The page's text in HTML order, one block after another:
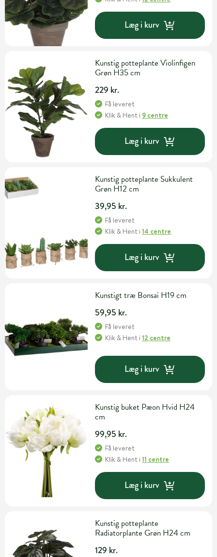
Læg i kurv
Kunstig potteplante Violinfigen
Grøn H35 cm
229 kr.
Få leveret
Klik & Hent i 9 centre
Læg i kurv
Kunstig potteplante Sukkulent
Grøn H12 cm
39,95 kr.
Få leveret
Klik & Hent i14 centre
Læg i kurv
Kunstigt træ Bonsai H19 cm
59,95 kr.
Få leveret
Klik & Hent i12 centre
Læg i kurv
Kunstig buket Pæon Hvid H24
cm
99,95 kr.
Få leveret
Klik & Hent i11 centre
Læg i kurv
Kunstig potteplante
Radiatorplante Grøn H24 cm
129 kr.